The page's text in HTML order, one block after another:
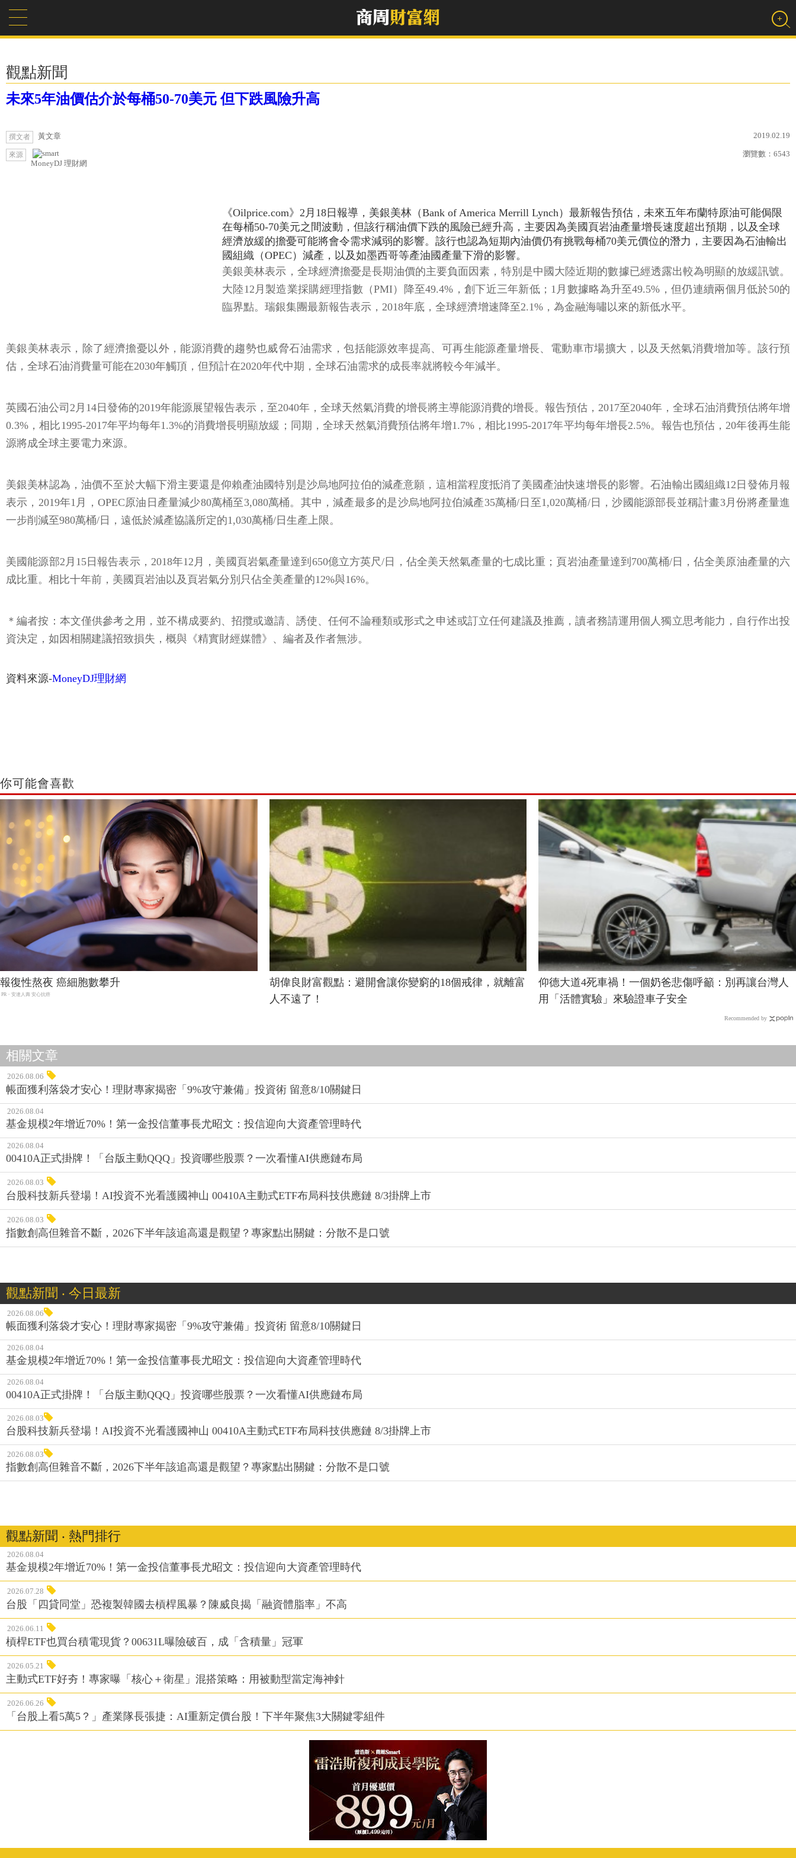
觀點新聞
未來5年油價估介於每桶50-70美元 但下跌風險升高
撰文者 黃文章 2019.02.19
來源
MoneyDJ 理財網
瀏覽數： 6543
《Oilprice.com》2月18日報導，美銀美林（Bank of America Merrill Lynch）最新報告預估，未來五年布蘭特原油可能侷限
在每桶50-70美元之間波動，但該行稱油價下跌的風險已經升高，主要因為美國頁岩油產量增長速度超出預期，以及全球
經濟放緩的擔憂可能將會令需求減弱的影響。該行也認為短期內油價仍有挑戰每桶70美元價位的潛力，主要因為石油輸出
國組織（OPEC）減產，以及如墨西哥等產油國產量下滑的影響。
美銀美林表示，全球經濟擔憂是長期油價的主要負面因素，特別是中國大陸近期的數據已經透露出較為明顯的放緩訊號。
大陸12月製造業採購經理指數（PMI）降至49.4%，創下近三年新低；1月數據略為升至49.5%，但仍連續兩個月低於50的
臨界點。瑞銀集團最新報告表示，2018年底，全球經濟增速降至2.1%，為金融海嘯以來的新低水平。
美銀美林表示，除了經濟擔憂以外，能源消費的趨勢也威脅石油需求，包括能源效率提高、可再生能源產量增長、電動車市場擴大，以及天然氣消費增加等。該行預
估，全球石油消費量可能在2030年觸頂，但預計在2020年代中期，全球石油需求的成長率就將較今年減半。
英國石油公司2月14日發佈的2019年能源展望報告表示，至2040年，全球天然氣消費的增長將主導能源消費的增長。報告預估，2017至2040年，全球石油消費預估將年增
0.3%，相比1995-2017年平均每年1.3%的消費增長明顯放緩；同期，全球天然氣消費預估將年增1.7%，相比1995-2017年平均每年增長2.5%。報告也預估，20年後再生能
源將成全球主要電力來源。
美銀美林認為，油價不至於大幅下滑主要還是仰賴產油國特別是沙烏地阿拉伯的減產意願，這相當程度抵消了美國產油快速增長的影響。石油輸出國組織12日發佈月報
表示，2019年1月，OPEC原油日產量減少80萬桶至3,080萬桶。其中，減產最多的是沙烏地阿拉伯減產35萬桶/日至1,020萬桶/日，沙國能源部長並稱計畫3月份將產量進
一步削減至980萬桶/日，遠低於減產協議所定的1,030萬桶/日生產上限。
美國能源部2月15日報告表示，2018年12月，美國頁岩氣產量達到650億立方英尺/日，佔全美天然氣產量的七成比重；頁岩油產量達到700萬桶/日，佔全美原油產量的六
成比重。相比十年前，美國頁岩油以及頁岩氣分別只佔全美產量的12%與16%。
＊編者按：本文僅供參考之用，並不構成要約、招攬或邀請、誘使、任何不論種類或形式之申述或訂立任何建議及推薦，讀者務請運用個人獨立思考能力，自行作出投
資決定，如因相關建議招致損失，概與《精實財經媒體》、編者及作者無涉。
資料來源-MoneyDJ理財網
你可能會喜歡
報復性熬夜 癌細胞數攀升
PR・安達人壽 安心抗癌
胡偉良財富觀點：避開會讓你變窮的18個戒律，就離富
人不遠了！
仰德大道4死車禍！一個奶爸悲傷呼籲：別再讓台灣人
用「活體實驗」來驗證車子安全
Recommended by
相關文章
2026.08.06
帳面獲利落袋才安心！理財專家揭密「9%攻守兼備」投資術 留意8/10關鍵日
2026.08.04
基金規模2年增近70%！第一金投信董事長尤昭文：投信迎向大資產管理時代
2026.08.04
00410A正式掛牌！「台版主動QQQ」投資哪些股票？一次看懂AI供應鏈布局
2026.08.03
台股科技新兵登場！AI投資不光看護國神山 00410A主動式ETF布局科技供應鏈 8/3掛牌上市
2026.08.03
指數創高但雜音不斷，2026下半年該追高還是觀望？專家點出關鍵：分散不是口號
觀點新聞 ‧ 今日最新
2026.08.06
帳面獲利落袋才安心！理財專家揭密「9%攻守兼備」投資術 留意8/10關鍵日
2026.08.04
基金規模2年增近70%！第一金投信董事長尤昭文：投信迎向大資產管理時代
2026.08.04
00410A正式掛牌！「台版主動QQQ」投資哪些股票？一次看懂AI供應鏈布局
2026.08.03
台股科技新兵登場！AI投資不光看護國神山 00410A主動式ETF布局科技供應鏈 8/3掛牌上市
2026.08.03
指數創高但雜音不斷，2026下半年該追高還是觀望？專家點出關鍵：分散不是口號
觀點新聞 ‧ 熱門排行
2026.08.04
基金規模2年增近70%！第一金投信董事長尤昭文：投信迎向大資產管理時代
2026.07.28
台股「四貸同堂」恐複製韓國去槓桿風暴？陳威良揭「融資體脂率」不高
2026.06.11
槓桿ETF也買台積電現貨？00631L曝險破百，成「含積量」冠軍
2026.05.21
主動式ETF好夯！專家曝「核心＋衛星」混搭策略：用被動型當定海神針
2026.06.26
「台股上看5萬5？」產業隊長張捷：AI重新定價台股！下半年聚焦3大關鍵零組件